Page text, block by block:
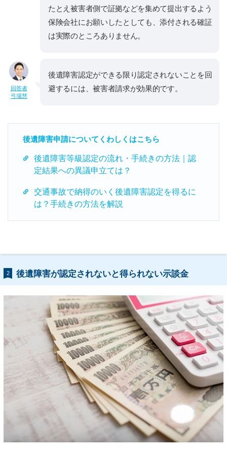
たとえ被害者側で証拠などを集めて提出するよう
保険会社にお願いしたとしても、添付される確証
は実際のところありません。
回答者
弓場慧
後遺障害認定ができる限り認定されないことを回
避するには、被害者請求が効果的です。
後遺障害申請についてくわしくはこちら
後遺障害等級認定の流れ・手続きの方法｜認
定結果への異議申立ては？
交通事故で納得のいく後遺障害認定を得るに
は？手続きの方法を解説
2 後遺障害が認定されないと得られない示談金